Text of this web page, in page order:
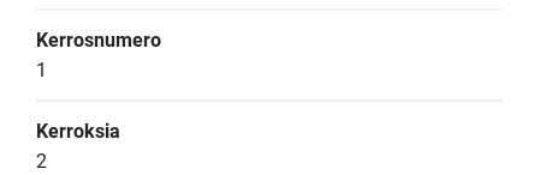
Kerrosnumero
1
Kerroksia
2